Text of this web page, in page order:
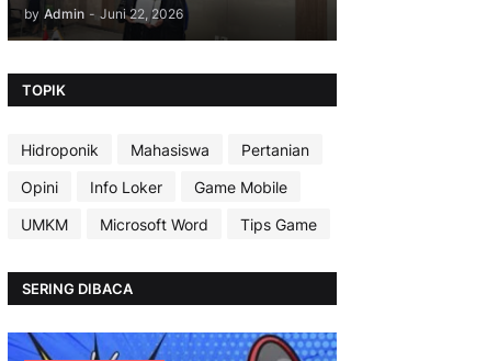
by Admin - Juni 22, 2026
TOPIK
Hidroponik Mahasiswa
Pertanian
Opini
Info Loker
Game Mobile
UMKM
Microsoft Word Tips Game
SERING DIBACA